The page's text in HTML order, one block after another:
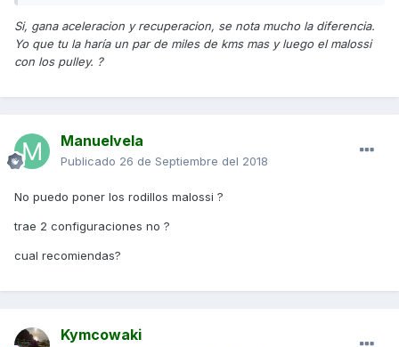
Si, gana aceleracion y recuperacion, se nota mucho la diferencia.
Yo que tu la haría un par de miles de kms mas y luego el malossi
con los pulley. ?
Manuelvela
Publicado 26 de Septiembre del 2018
No puedo poner los rodillos malossi ?
trae 2 configuraciones no ?
cual recomiendas?
Kymcowaki